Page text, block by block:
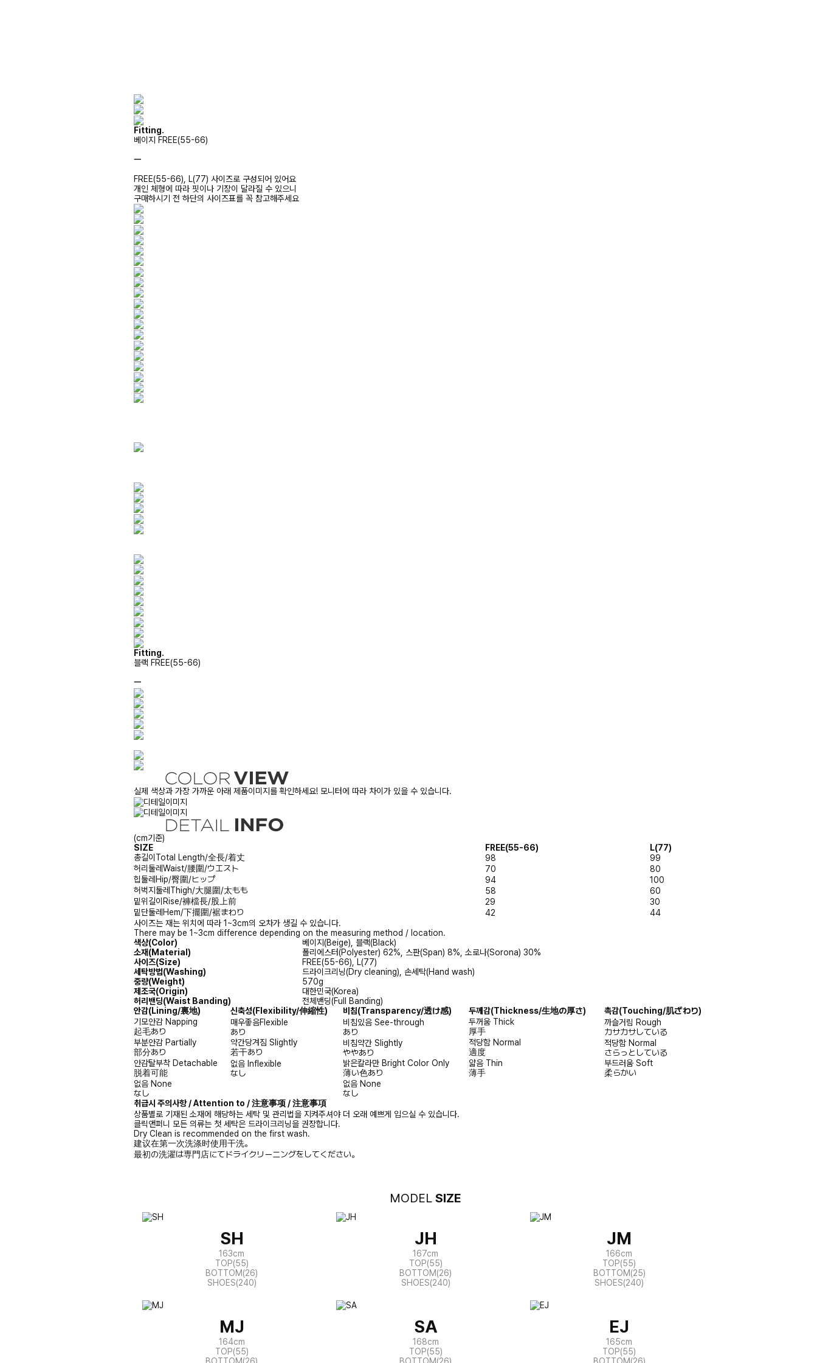
Fitting.
베이지 FREE(55-66)
ㅡ
FREE(55-66), L(77) 사이즈로 구성되어 있어요
개인 체형에 따라 핏이나 기장이 달라질 수 있으니
구매하시기 전 하단의 사이즈표를 꼭 참고해주세요
Fitting.
블랙 FREE(55-66)
ㅡ
실제 색상과 가장 가까운 아래 제품이미지를 확인하세요! 모니터에 따라 차이가 있을 수 있습니다.
(cm기준)
SIZE
FREE(55-66)
L(77)
총길이 Total Length/全長/着丈 98
99
허리둘레Waist/腰圍/ウエスト 70
80
힙둘레 Hip/臀圍/ヒップ 94
100
허벅지둘레 Thigh/大腿圍/太もも 58
60
밑위길이 Rise/褲檔長/股上前 29
30
밑단둘레 Hem/下擺圍/裾まわり 42
44
사이즈는 재는 위치에 따라 1~3cm의 오차가 생길 수 있습니다.
There may be 1~3cm difference depending on the measuring method / location.
색상(Color)
베이지(Beige), 블랙(Black)
소재(Material)
폴리에스터(Polyester) 62%, 스판(Span) 8%, 소로나(Sorona) 30%
사이즈(Size)
FREE(55-66), L(77)
세탁방법(Washing)
드라이크리닝(Dry cleaning), 손세탁(Hand wash)
중량(Weight)
570g
제조국(Origin)
대한민국(Korea)
허리밴딩(Waist Banding)
전체밴딩(Full Banding)
안감(Lining/裏地) 신축성(Flexibility/伸縮性) 비침(Transparency/透け感) 두께감(Thickness/生地の厚さ) 촉감(Touching/肌ざわり)
기모안감 Napping
起毛あり
매우좋음Flexible
あり
비침있음 See-through
あり
두꺼움 Thick
厚手
까슬거림 Rough
カサカサしている
부분안감 Partially
部分あり
약간당겨짐 Slightly
若干あり
비침약간 Slightly
ややあり
적당함 Normal
適度
적당함 Normal
さらっとしている
안감탈부착 Detachable
脱着可能
없음 Inflexible
なし
밝은칼라만 Bright Color Only
薄い色あり
얇음 Thin
薄手
부드러움 Soft
柔らかい
없음 None
なし
없음 None
なし
취급시 주의사항 / Attention to / 注意事项 / 注意事項
상품별로 기재된 소재에 해당하는 세탁 및 관리법을 지켜주셔야 더 오래 예쁘게 입으실 수 있습니다.
클릭앤퍼니 모든 의류는 첫 세탁은 드라이크리닝을 권장합니다.
Dry Clean is recommended on the first wash.
建议在第一次洗涤时使用干洗。
最初の洗濯は専門店にてドライクリーニングをしてください。
MODEL SIZE
SH
163cm
TOP(55)
BOTTOM(26)
SHOES(240)
JH
167cm
TOP(55)
BOTTOM(26)
SHOES(240)
JM
166cm
TOP(55)
BOTTOM(25)
SHOES(240)
MJ
164cm
TOP(55)
SA
168cm
TOP(55)
EJ
165cm
TOP(55)